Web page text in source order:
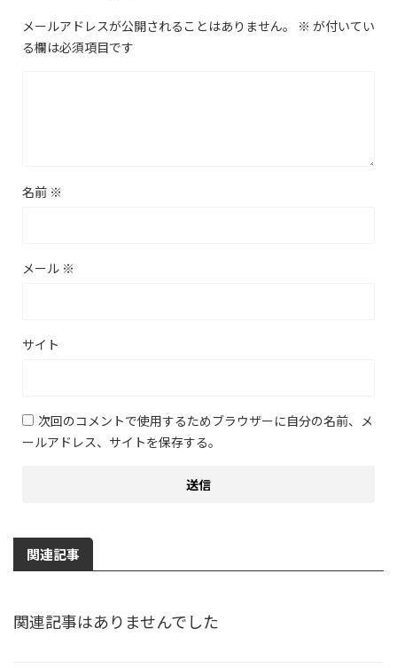
メールアドレスが公開されることはありません。 ※ が付いてい
る欄は必須項目です
名前 ※
メール ※
サイト
次回のコメントで使用するためブラウザーに自分の名前、メ
ールアドレス、サイトを保存する。
関連記事
関連記事はありませんでした